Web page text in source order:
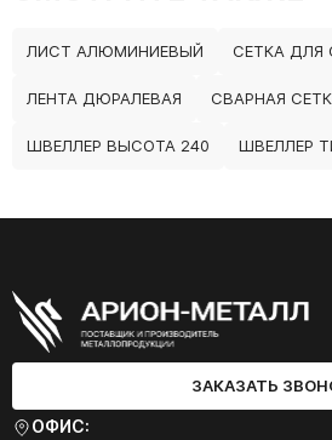
ЛИСТ АЛЮМИНИЕВЫЙ СЕТКА ДЛЯ
ЛЕНТА ДЮРАЛЕВАЯ СВАРНАЯ
ШВЕЛЛЕР ВЫСОТА 240 ШВЕЛЛЕР
ЗАКАЗАТЬ
ОФИС: